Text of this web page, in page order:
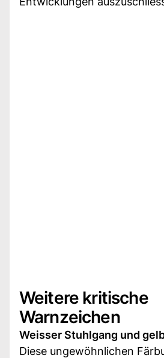
Weitere kritische
Warnzeichen
Weisser Stuhlgang und
Diese ungewöhnlichen